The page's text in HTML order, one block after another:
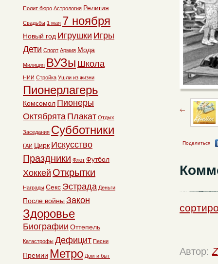
Поделиться
Автор:
Полит бюро Астрология Религия
Свадьбы 1 мая 7 ноября
Новый год Игрушки Игры
Дети Спорт Армия Мода
Милиция ВУЗы Школа
НИИ Стройка Ушли из жизни
Пионерлагерь
Комсомол Пионеры
Октябрята Плакат Отдых
Заседания Субботники
ГАИ Цирк Искусство
Праздники Флот Футбол
Хоккей Открытки
Награды Секс Эстрада Деньги
После войны Закон
Здоровье
Биографии Оттепель
Катастрофы Дефицит Песни
Премии Метро Дом и быт